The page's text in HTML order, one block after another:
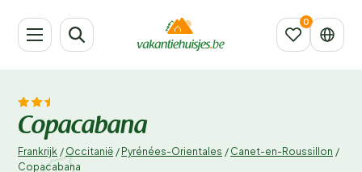
Copacabana
Frankrijk / Occitanië / Pyrénées-Orientales / Canet-en-Roussillon /
Copacabana